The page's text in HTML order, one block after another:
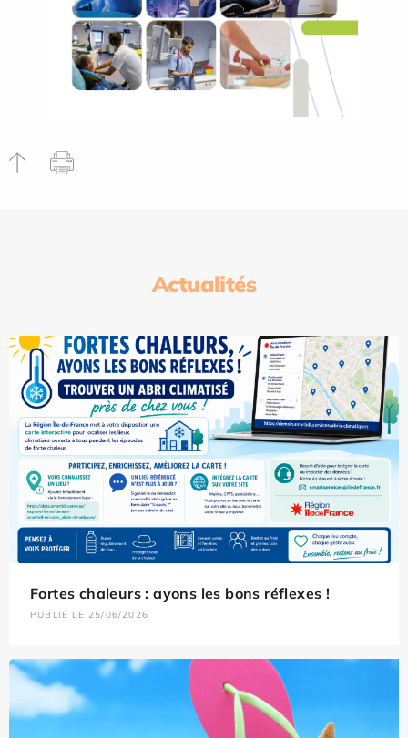
Actualités
Fortes chaleurs : ayons les bons réflexes !
PUBLIÉ LE 25/06/2026